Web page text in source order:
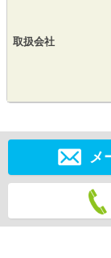
取扱会社
メ